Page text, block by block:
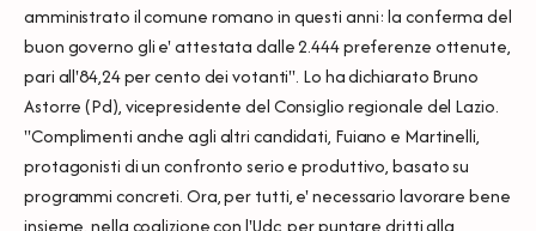
amministrato il comune romano in questi anni: la conferma del
buon governo gli e' attestata dalle 2.444 preferenze ottenute,
pari all'84,24 per cento dei votanti". Lo ha dichiarato Bruno
Astorre (Pd), vicepresidente del Consiglio regionale del Lazio.
"Complimenti anche agli altri candidati, Fuiano e Martinelli,
protagonisti di un confronto serio e produttivo, basato su
programmi concreti. Ora, per tutti, e' necessario lavorare bene
insieme, nella coalizione con l'Udc, per puntare dritti alla